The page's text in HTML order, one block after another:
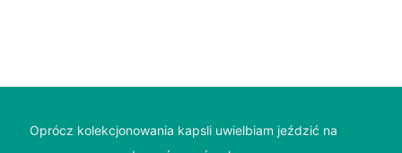
Oprócz kolekcjonowania kapsli uwielbiam jeździć na